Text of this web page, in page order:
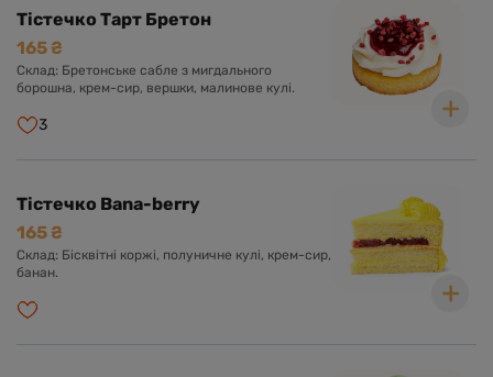
Тістечко Тарт Бретон
165 ₴
Склад: Бретонське сабле з мигдального
борошна, крем-сир, вершки, малинове кулі.
3
Тістечко Bana-berry
165 ₴
Склад: Бісквітні коржі, полуничне кулі, крем-сир,
банан.